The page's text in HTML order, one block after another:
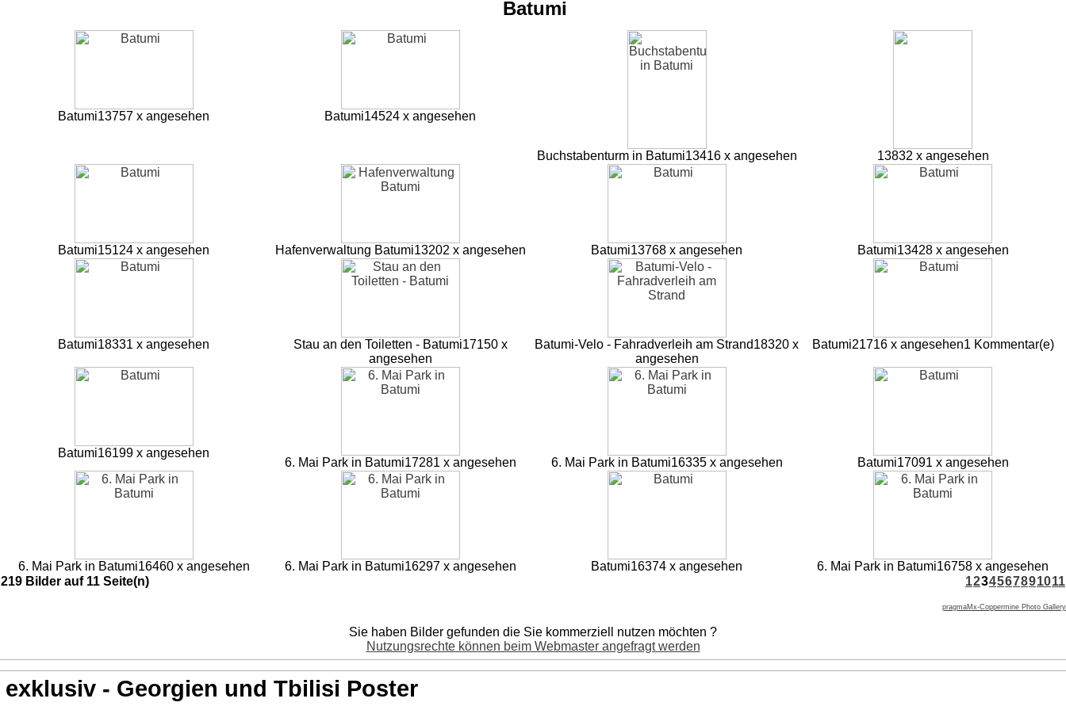
Batumi
Batumi13757 x angesehen Batumi14524 x angesehen
Buchstabenturm in Batumi13416 x angesehen 13832 x angesehen
Batumi15124 x angesehen Hafenverwaltung Batumi13202 x angesehen Batumi13768 x angesehen Batumi13428 x angesehen
Batumi18331 x angesehen Stau an den Toiletten - Batumi17150 x
angesehen
Batumi-Velo - Fahradverleih am Strand18320 x
angesehen
Batumi21716 x angesehen1 Kommentar(e)
Batumi16199 x angesehen
6. Mai Park in Batumi17281 x angesehen 6. Mai Park in Batumi16335 x angesehen Batumi17091 x angesehen
6. Mai Park in Batumi16460 x angesehen 6. Mai Park in Batumi16297 x angesehen Batumi16374 x angesehen 6. Mai Park in Batumi16758 x angesehen
219 Bilder auf 11 Seite(n)
1234567891011
pragmaMx-Coppermine Photo Gallery
Sie haben Bilder gefunden die Sie kommerziell nutzen möchten ?
Nutzungsrechte können beim Webmaster angefragt werden
exklusiv - Georgien und Tbilisi Poster